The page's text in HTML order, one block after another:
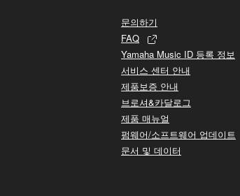
문의하기
FAQ
Yamaha Music ID 등록 정보
서비스 센터 안내
제품보증 안내
브로셔&카달로그
제품 매뉴얼
펌웨어/소프트웨어 업데이트
문서 및 데이터